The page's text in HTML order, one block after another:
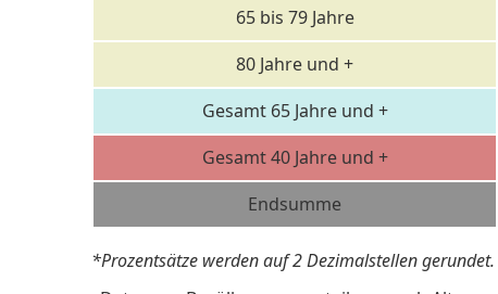
65 bis 79 Jahre
80 Jahre und +
Gesamt 65 Jahre und +
Gesamt 40 Jahre und +
Endsumme
*Prozentsätze werden auf 2 Dezimalstellen gerundet.